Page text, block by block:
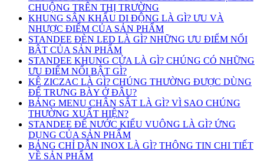
CHUỘNG TRÊN THỊ TRƯỜNG
KHUNG SÂN KHẤU DI ĐỘNG LÀ GÌ? ƯU VÀ
NHƯỢC ĐIỂM CỦA SẢN PHẨM
STANDEE ĐÈN LED LÀ GÌ? NHỮNG ƯU ĐIỂM NỔI
BẬT CỦA SẢN PHẨM
STANDEE KHUNG CỬA LÀ GÌ? CHÚNG CÓ NHỮNG
ƯU ĐIỂM NỔI BẬT GÌ?
KỆ ZICZAC LÀ GÌ? CHÚNG THƯỜNG ĐƯỢC DÙNG
ĐỂ TRƯNG BÀY Ở ĐÂU?
BẢNG MENU CHÂN SẮT LÀ GÌ? VÌ SAO CHÚNG
THƯỜNG XUẤT HIỆN?
STANDEE ĐẾ NƯỚC KIỂU VUÔNG LÀ GÌ? ỨNG
DỤNG CỦA SẢN PHẨM
BẢNG CHỈ DẪN INOX LÀ GÌ? THÔNG TIN CHI TIẾT
VỀ SẢN PHẨM